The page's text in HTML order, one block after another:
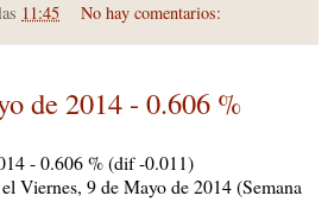
11:45 No hay comentarios:
de 2014 - 0.606 %
- 0.606 % (dif -0.011)
Viernes, 9 de Mayo de 2014 (Semana